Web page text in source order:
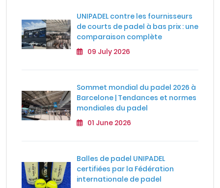
UNIPADEL contre les fournisseurs
de courts de padel à bas prix : une
comparaison complète
09 July 2026
Sommet mondial du padel 2026 à
Barcelone | Tendances et normes
mondiales du padel
01 June 2026
Balles de padel UNIPADEL
certifiées par la Fédération
internationale de padel